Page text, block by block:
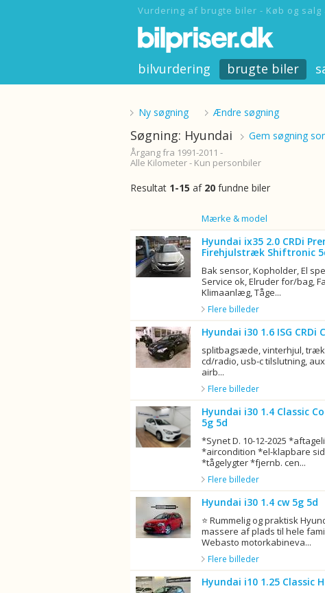
Vurdering af brugte biler - Køb og salg
bilvurdering brugte biler
Ny søgning Ændre søgning
Søgning: Hyundai Gem søgning
Årgang fra 1991-2011 -
Alle Kilometer - Kun personbiler
Resultat 1-15 af 20 fundne biler
Mærke & model
Hyundai ix35 2.0 CRDi
Firehjulstræk Shiftronic
Bak sensor, Kopholder, El
Service ok, Elruder for/bag,
Klimaanlæg, Tåge...
Flere billeder
Hyundai i30 1.6 ISG CRDi
splitbagsæde, vinterhjul,
cd/radio, usb-c tilslutning,
airb...
Flere billeder
Hyundai i30 1.4 Classic
5g 5d
*Synet D. 10-12-2025
*aircondition *el-klapbare
*tågelygter *fjernb. cen...
Flere billeder
Hyundai i30 1.4 cw 5g 5d
⭐ Rummelig og praktisk
massere af plads til hele
Webasto motorkabineva...
Flere billeder
Hyundai i10 1.25 Classic